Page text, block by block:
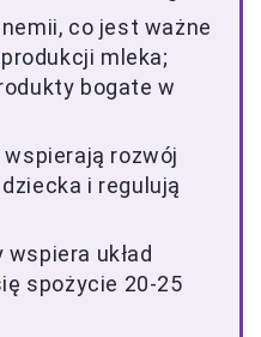
co jest ważne
mleka;
bogate w
rozwój
i regulują
wspiera układ
spożycie 20-25